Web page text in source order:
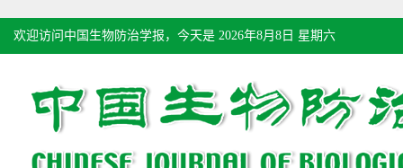
欢迎访问中国生物防治学报，今天是 2026年8月8日 星期六